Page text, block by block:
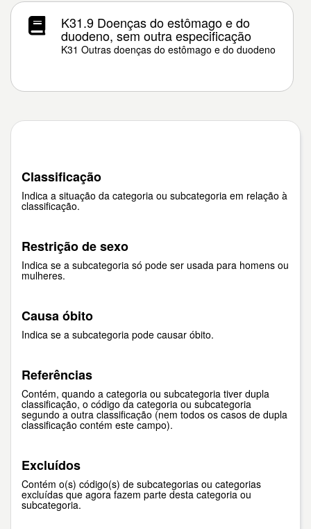
K31.9 Doenças do estômago e do
duodeno, sem outra especificação
K31 Outras doenças do estômago e do duodeno
Classificação
Indica a situação da categoria ou subcategoria em relação à
classificação.
Restrição de sexo
Indica se a subcategoria só pode ser usada para homens ou
mulheres.
Causa óbito
Indica se a subcategoria pode causar óbito.
Referências
Contém, quando a categoria ou subcategoria tiver dupla
classificação, o código da categoria ou subcategoria
segundo a outra classificação (nem todos os casos de dupla
classificação contém este campo).
Excluídos
Contém o(s) código(s) de subcategorias ou categorias
excluídas que agora fazem parte desta categoria ou
subcategoria.